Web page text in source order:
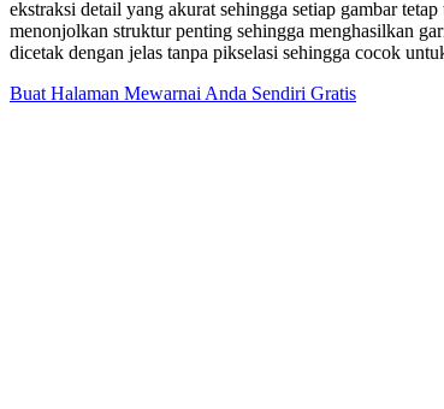
ekstraksi detail yang akurat sehingga setiap gambar
menonjolkan struktur penting sehingga menghasilkan
dicetak dengan jelas tanpa pikselasi sehingga cocok
Buat Halaman Mewarnai Anda Sendiri Gratis